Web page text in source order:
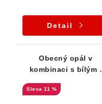
Detail
Obecný opál v
kombinaci s bílým -
11 %